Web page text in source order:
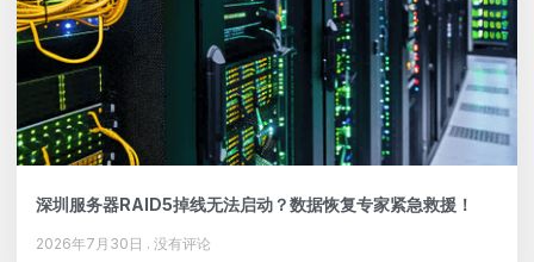
深圳服务器RAID5掉线无法启动？数据恢复专家紧急救援！
2026年7月30日 没有评论